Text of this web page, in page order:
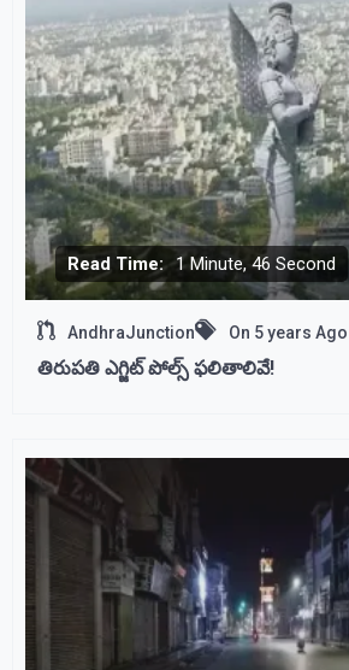
Read Time: 1 Minute, 46 Second
AndhraJunction On 5 years Ago
తిరుపతి ఎగ్జిట్‌ పోల్స్‌ ఫలితాలివే!